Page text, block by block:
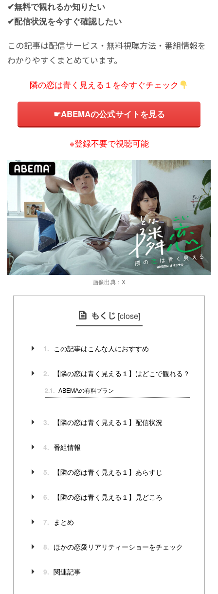
✔無料で観れるか知りたい
✔配信状況を今すぐ確認したい
この記事は配信サービス・無料視聴方法・番組情報を
わかりやすくまとめています。
隣の恋は青く見える１を今すぐチェック
☛ABEMAの公式サイトを見る
※登録不要で視聴可能
画像出典：X
もくじ [close]
1. この記事はこんな人におすすめ
2. 【隣の恋は青く見える１】はどこで観れる？
2.1. ABEMAの有料プラン
3. 【隣の恋は青く見える１】配信状況
4. 番組情報
5. 【隣の恋は青く見える１】あらすじ
6. 【隣の恋は青く見える１】見どころ
7. まとめ
8. ほかの恋愛リアリティーショーをチェック
9. 関連記事